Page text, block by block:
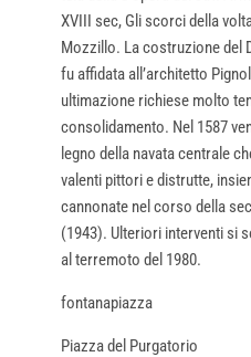
XVIII sec, Gli scorci della
Mozzillo. La costruzione del
fu affidata all’architetto
ultimazione richiese molto
consolidamento. Nel 1587
legno della navata centrale
valenti pittori e distrutte,
cannonate nel corso della
(1943). Ulteriori interventi si
al terremoto del 1980.
fontanapiazza
Piazza del Purgatorio